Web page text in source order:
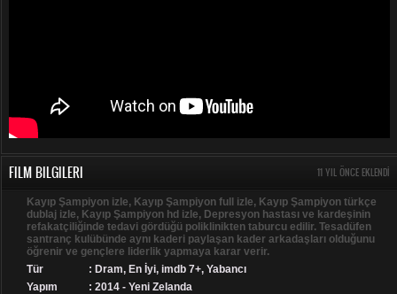
FILM BILGILERI 11 YIL ÖNCE EKLENDI
Kayıp Şampiyon izle, Kayıp Şampiyon full izle, Kayıp Şampiyon türkçe
dublaj izle, Kayıp Şampiyon hd izle, Depresyon hastası ve kardeşinin
refakatçiliğinde tedavi gördüğü poliklinikten taburcu edilir. Tesadüfen
santranç kulübünde aynı kaderi paylaşan kader arkadaşları olduğunu
öğrenir ve gençlere liderlik yapmaya karar verir.
Tür
: Dram, En İyi, imdb 7+, Yabancı
Yapım
: 2014 - Yeni Zelanda